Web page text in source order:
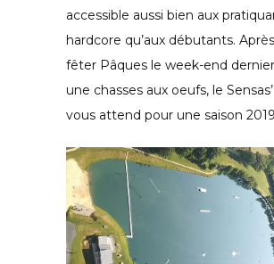
accessible aussi bien aux
hardcore qu’aux débutants.
fêter Pâques le week-end
une chasses aux oeufs, le
vous attend pour une saison